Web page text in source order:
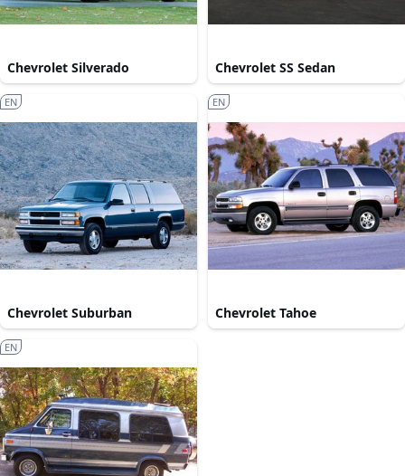
Chevrolet Silverado Chevrolet SS Sedan
Chevrolet Suburban
EN
Chevrolet Tahoe
EN
EN